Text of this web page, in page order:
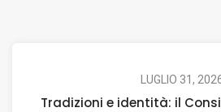
LUGLIO 31,
Tradizioni e identità: il